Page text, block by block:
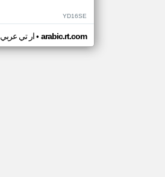
YD16SE
ار تي عربي• arabic.rt.com